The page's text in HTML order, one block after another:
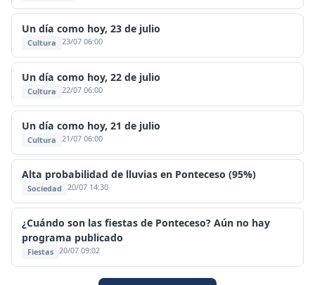
Un día como hoy, 23 de julio
Cultura 23/07 06:00
Un día como hoy, 22 de julio
Cultura 22/07 06:00
Un día como hoy, 21 de julio
Cultura 21/07 06:00
Alta probabilidad de lluvias en Ponteceso (95%)
Sociedad 20/07 14:30
¿Cuándo son las fiestas de Ponteceso? Aún no hay
programa publicado
Fiestas 20/07 09:02